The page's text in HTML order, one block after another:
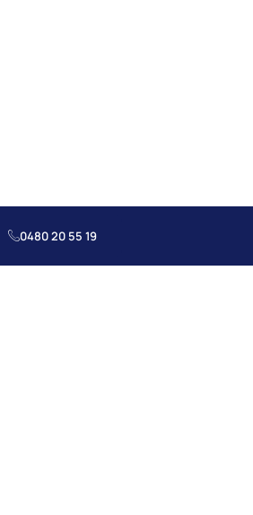
0480 20 55 19